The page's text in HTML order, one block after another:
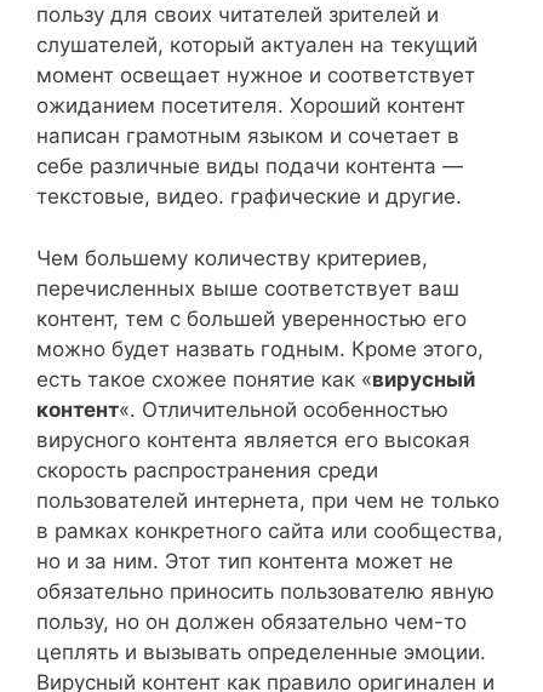
пользу для своих читателей зрителей и
слушателей, который актуален на текущий
момент освещает нужное и соответствует
ожиданием посетителя. Хороший контент
написан грамотным языком и сочетает в
себе различные виды подачи контента —
текстовые, видео. графические и другие.
Чем большему количеству критериев,
перечисленных выше соответствует ваш
контент, тем с большей уверенностью его
можно будет назвать годным. Кроме этого,
есть такое схожее понятие как «вирусный
контент«. Отличительной особенностью
вирусного контента является его высокая
скорость распространения среди
пользователей интернета, при чем не только
в рамках конкретного сайта или сообщества,
но и за ним. Этот тип контента может не
обязательно приносить пользователю явную
пользу, но он должен обязательно чем-то
цеплять и вызывать определенные эмоции.
Вирусный контент как правило оригинален и